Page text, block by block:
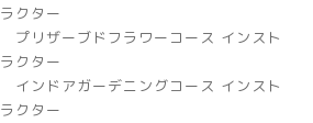
ラクター
プリザーブドフラワーコース インスト
ラクター
インドアガーデニングコース インスト
ラクター